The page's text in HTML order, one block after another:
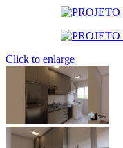
Click to enlarge